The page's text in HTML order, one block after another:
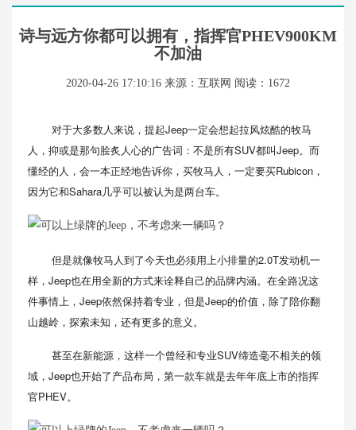
诗与远方你都可以拥有，指挥官PHEV900KM
不加油
2020-04-26 17:10:16 来源：互联网 阅读：1672
对于大多数人来说，提起Jeep一定会想起拉风炫酷的牧马
人，抑或是那句脍炙人心的广告词：不是所有SUV都叫Jeep。而
懂经的人，会一本正经地告诉你，买牧马人，一定要买Rubicon，
因为它和Sahara几乎可以被认为是两台车。
但是就像牧马人到了今天也必须用上小排量的2.0T发动机一
样，Jeep也在用全新的方式来诠释自己的品牌内涵。在全路况这
件事情上，Jeep依然保持着专业，但是Jeep的价值，除了陪你翻
山越岭，探索未知，还有更多的意义。
甚至在新能源，这样一个曾经和专业SUV缔造毫不相关的领
域，Jeep也开始了产品布局，第一款车就是去年年底上市的指挥
官PHEV。